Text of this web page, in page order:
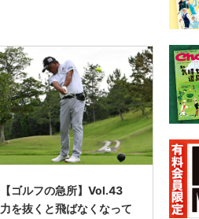
【ゴルフの急所】Vol.43
力を抜くと飛ばなくなって